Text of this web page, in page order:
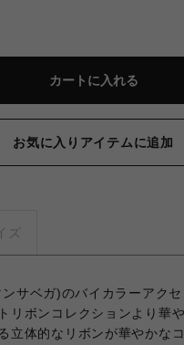
カートに入れる
お気に入りアイテムに追加
ズ
サベガ)のバイカラーアク
リボンコレクションより華
立体的なリボンが華やかな